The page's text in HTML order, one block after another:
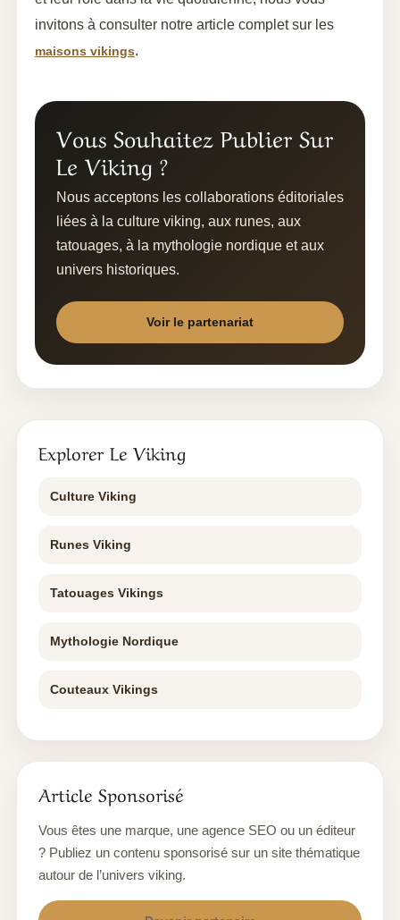
invitons à consulter notre article complet sur les
maisons vikings.
Vous Souhaitez Publier Sur
Le Viking ?
Nous acceptons les collaborations éditoriales
liées à la culture viking, aux runes, aux
tatouages, à la mythologie nordique et aux
univers historiques.
Voir le partenariat
Explorer Le Viking
Culture Viking
Runes Viking
Tatouages Vikings
Mythologie Nordique
Couteaux Vikings
Article Sponsorisé
Vous êtes une marque, une agence SEO ou un éditeur
? Publiez un contenu sponsorisé sur un site thématique
autour de l’univers viking.